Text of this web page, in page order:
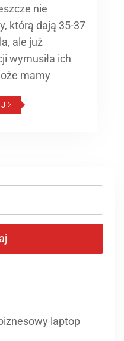
nie
którą dają 35-37
ale już
wymusiła ich
mamy
laptop